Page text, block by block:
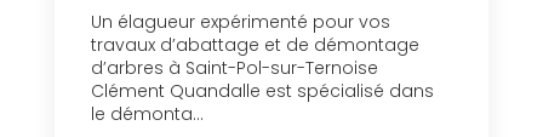
Un élagueur expérimenté pour vos
travaux d’abattage et de démontage
d’arbres à Saint-Pol-sur-Ternoise
Clément Quandalle est spécialisé dans
le démonta...